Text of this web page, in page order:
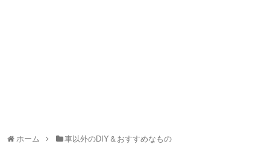
ホーム 車以外のDIY＆おすすめなもの